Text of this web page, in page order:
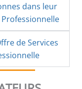
dans leur
de Services